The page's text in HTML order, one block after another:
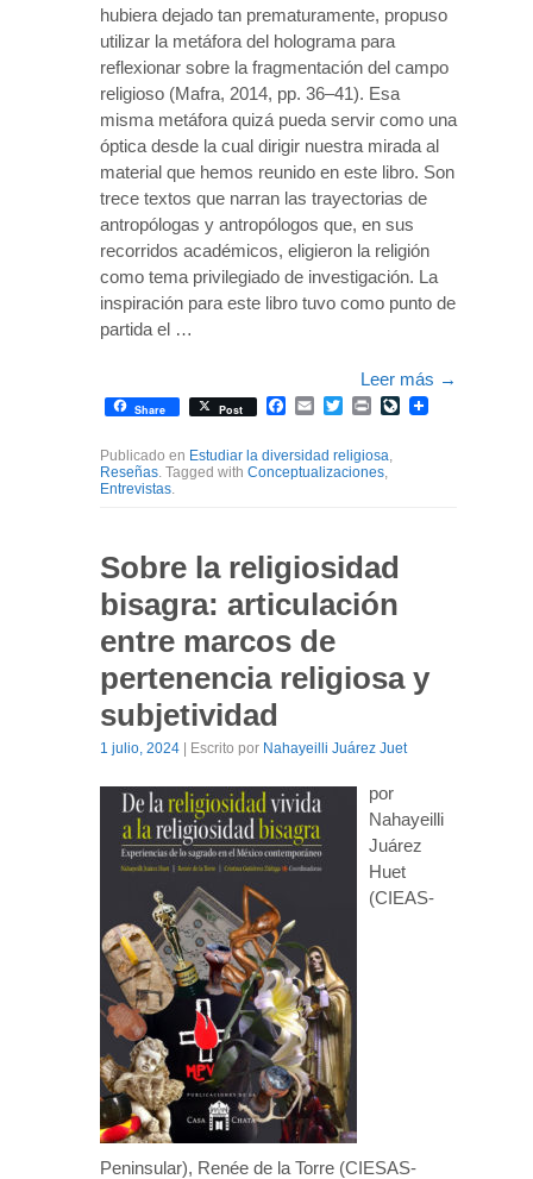
hubiera dejado tan prematuramente, propuso
utilizar la metáfora del holograma para
reflexionar sobre la fragmentación del campo
religioso (Mafra, 2014, pp. 36–41). Esa
misma metáfora quizá pueda servir como una
óptica desde la cual dirigir nuestra mirada al
material que hemos reunido en este libro. Son
trece textos que narran las trayectorias de
antropólogas y antropólogos que, en sus
recorridos académicos, eligieron la religión
como tema privilegiado de investigación. La
inspiración para este libro tuvo como punto de
partida el …
Leer más →
Share Post Facebook
EmailTwitterPrintLiveJournal
Publicado en Estudiar la diversidad religiosa,
Reseñas. Tagged with Conceptualizaciones,
Entrevistas.
Sobre la religiosidad
bisagra: articulación
entre marcos de
pertenencia religiosa y
subjetividad
1 julio, 2024 | Escrito por Nahayeilli Juárez Juet
por
Nahayeilli
Juárez
Huet
(CIEAS-
Peninsular), Renée de la Torre (CIESAS-